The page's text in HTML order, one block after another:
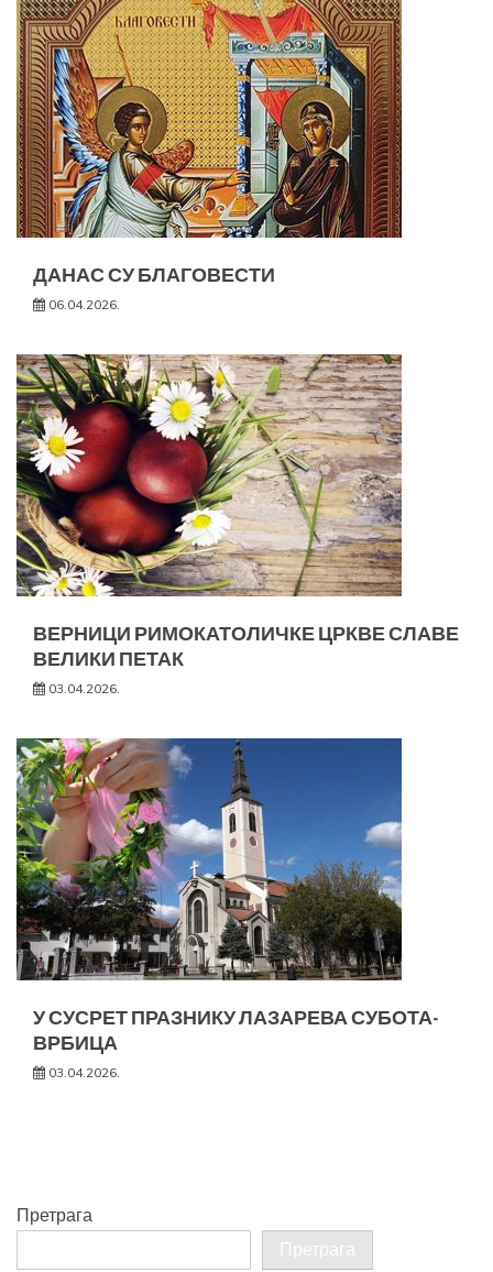
ДАНАС СУ БЛАГОВЕСТИ
06.04.2026.
ВЕРНИЦИ РИМОКАТОЛИЧКЕ ЦРКВЕ СЛАВЕ
ВЕЛИКИ ПЕТАК
03.04.2026.
У СУСРЕТ ПРАЗНИКУ ЛАЗАРЕВА СУБОТА-
ВРБИЦА
03.04.2026.
Претрага
Претрага